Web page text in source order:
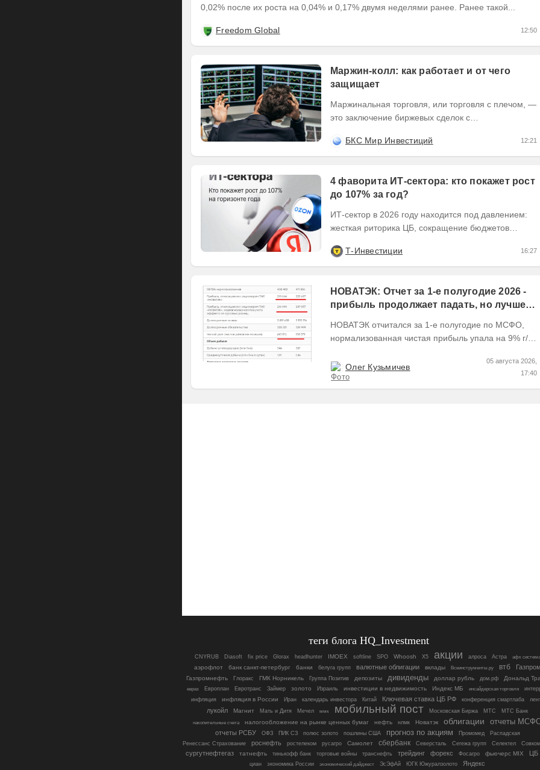
0,02% после их роста на 0,04% и 0,17% двумя неделями ранее. Ранее такой...
Freedom Global 12:50
Маржин-колл: как работает и от чего
защищает
Маржинальная торговля, или торговля с плечом, —
это заключение биржевых сделок с
заемных ценных...
БКС Мир Инвестиций 12:21
4 фаворита ИТ-сектора: кто покажет рост
до 107% за год?
ИТ-сектор в 2026 году находится под давлением:
жесткая риторика ЦБ, сокращение бюджетов
Т-Инвестиции
16:27
НОВАТЭК: Отчет за 1-е полугодие 2026 -
прибыль продолжает падать, но лучшее
НОВАТЭК отчитался за 1-е полугодие по МСФО,
нормализованная чистая прибыль упала на 9% г/г
Олег Кузьмичев
05 августа 2026,
17:40
теги блога HQ_Investment
CNYRUB Diasoft fix price Glorax headhunter IMOEX softline SPO Whoosh X5 акции алроса Астра афк система
аэрофлот банк санкт-петербург банки белуга групп валютные облигации вклады Всеинструменты.ру втб
Газпромнефть Глоракс ГМК Норникель Группа Позитив депозиты дивиденды доллар рубль дом.рф Дональд
евраз Европлан Евротранс Займер золото Израиль инвестиции в недвижимость Индекс МБ инсайдерская торговля
инфляция инфляция в России Иран календарь инвестора Китай Ключевая ставка ЦБ РФ конференция смартлаба
лукойл Магнит Мать и Дитя Мечел ммк мобильный пост Московская Биржа МТС МТС Банк
накопительные счета налогообложение на рынке ценных бумаг нефть нлмк Новатэк облигации отчеты
отчеты РСБУ ОФЗ ПИК СЗ полюс золото пошлины США прогноз по акциям Промомед
Распадская
Ренессанс Страхование
роснефть ростелеком русагро Самолет сбербанк Северсталь Сегежа групп Селектел
сургутнефтегаз татнефть тинькофф банк торговые войны транснефть трейдинг форекс Фосагро фьючерс MIX ЦБ
циан экономика России экономический дайджест ЭсЭфАй ЮГК Южуралзолото Яндекс